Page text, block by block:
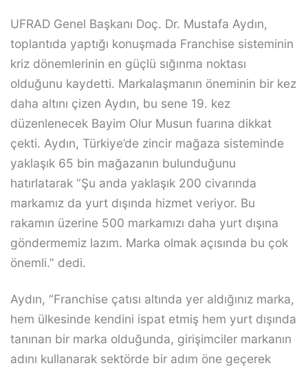
UFRAD Genel Başkanı Doç. Dr. Mustafa Aydın,
toplantıda yaptığı konuşmada Franchise sisteminin
kriz dönemlerinin en güçlü sığınma noktası
olduğunu kaydetti. Markalaşmanın öneminin bir kez
daha altını çizen Aydın, bu sene 19. kez
düzenlenecek Bayim Olur Musun fuarına dikkat
çekti. Aydın, Türkiye’de zincir mağaza sisteminde
yaklaşık 65 bin mağazanın bulunduğunu
hatırlatarak “Şu anda yaklaşık 200 civarında
markamız da yurt dışında hizmet veriyor. Bu
rakamın üzerine 500 markamızı daha yurt dışına
göndermemiz lazım. Marka olmak açısında bu çok
önemli.” dedi.
Aydın, “Franchise çatısı altında yer aldığınız marka,
hem ülkesinde kendini ispat etmiş hem yurt dışında
tanınan bir marka olduğunda, girişimciler markanın
adını kullanarak sektörde bir adım öne geçerek